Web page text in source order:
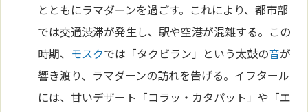
とともにラマダーンを過ごす。これにより、都市部
では交通渋滞が発生し、駅や空港が混雑する。この
時期、 モスクでは「タクビラン」という太鼓の音が
響き渡り、ラマダーンの訪れを告げる。イフタール
には、甘いデザート「コラッ・カタパット」や「エ